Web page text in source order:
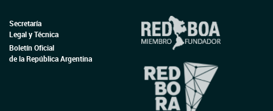
Secretaría
Legal y Técnica
Boletín Oficial
de la República Argentina